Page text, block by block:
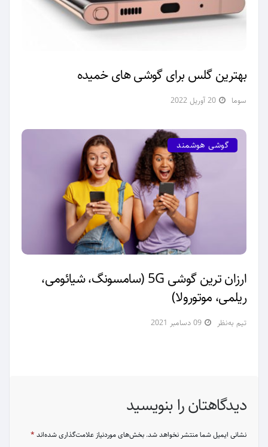
بهترین گلس برای گوشی های خمیده
سوما 20 آوریل 2022
گوشی هوشمند
ارزان ترین گوشی 5G (سامسونگ، شیائومی،
ریلمی، موتورولا)
تیم به‌نظر 09 دسامبر 2021
دیدگاهتان را بنویسید
نشانی ایمیل شما منتشر نخواهد شد. بخش‌های موردنیاز علامت‌گذاری شده‌اند *